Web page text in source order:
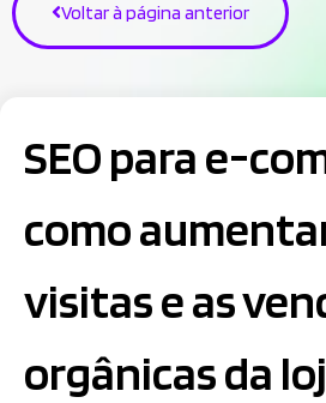
Voltar à página anterior
SEO para e-
como
visitas e as
orgânicas da